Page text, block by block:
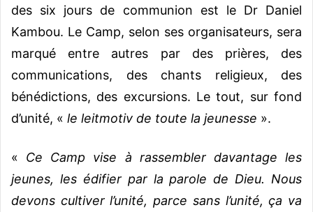
des six jours de communion est le Dr Daniel
Kambou. Le Camp, selon ses organisateurs, sera
marqué entre autres par des prières, des
communications, des chants religieux, des
bénédictions, des excursions. Le tout, sur fond
d’unité, « le leitmotiv de toute la jeunesse ».
« Ce Camp vise à rassembler davantage les
jeunes, les édifier par la parole de Dieu. Nous
devons cultiver l’unité, parce sans l’unité, ça va